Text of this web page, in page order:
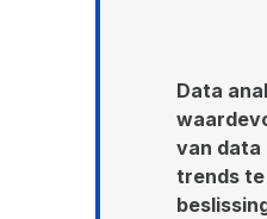
Data
van data
trends